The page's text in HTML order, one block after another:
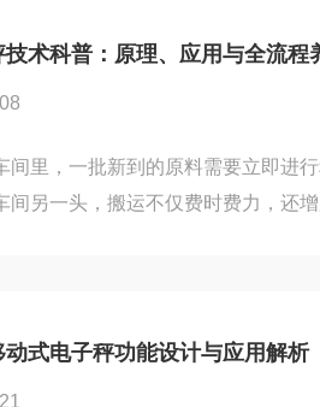
管理等多重使用需求。整套设备主体
台，力学截面经过合理优化，在控
焊接工序采用二氧...
术科普：原理、应用与全流程
间里，一批新到的原料需要立即进
间另一头，搬运不仅费时费力，还
体，悄然改变着众多行业的物料管理
“移动”与“精准”的结合。它并非简单
式电子秤功能设计与应用解析